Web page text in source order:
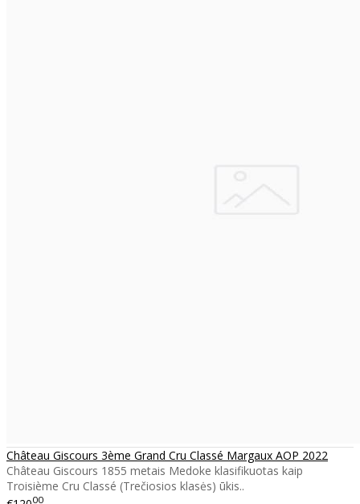
Château Giscours 3ème Grand Cru Classé Margaux AOP 2022
Château Giscours 1855 metais Medoke klasifikuotas kaip
Troisième Cru Classé (Trečiosios klasės) ūkis..
00